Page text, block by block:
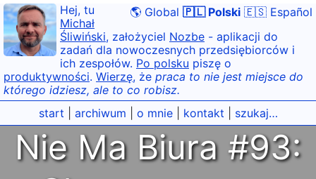
🌎 Global 🇵🇱 Polski 🇪🇸 Español
Hej, tu
Michał
Śliwiński, założyciel Nozbe - aplikacji do
zadań dla nowoczesnych przedsiębiorców i
ich zespołów. Po polsku piszę o
produktywności. Wierzę, że praca to nie jest miejsce do
którego idziesz, ale to co robisz.
start
archiwum o mnie| kontakt szukaj…
Nie Ma Biura #93: